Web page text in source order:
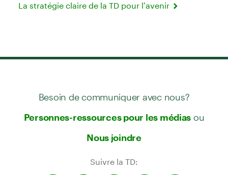
La stratégie claire de la TD pour l’avenir
Besoin de communiquer avec nous?
Personnes-ressources pour les médias ou
Nous joindre
Suivre la TD: